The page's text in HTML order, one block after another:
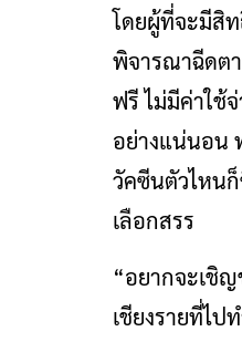
โดยผู้ที่จะมีสิ
พิจารณาฉีดต
ฟรี ไม่มีค่าใช้
อย่างแน่นอน
วัคซีนตัวไหน
เลือกสรร
“อยากจะเชิ
เชียงรายที่ไ